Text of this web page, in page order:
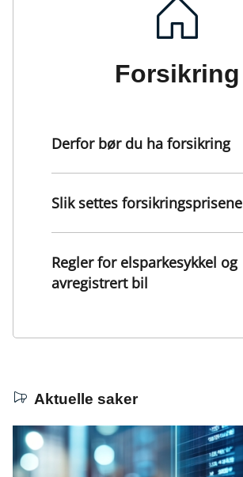
Forsikring
Derfor bør du ha forsikring
Slik settes forsikringsprisene
Regler for elsparkesykkel og
avregistrert bil
Aktuelle saker